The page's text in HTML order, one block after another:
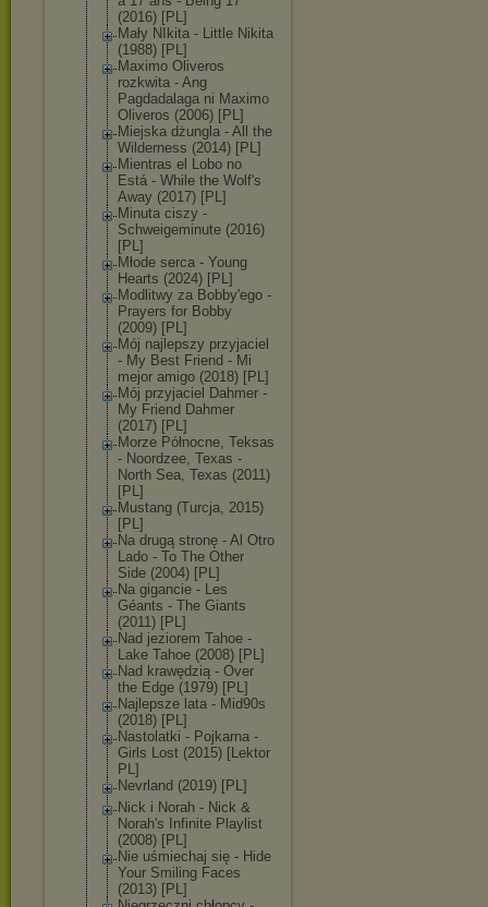
(2016) [PL]
Mały NIkita - Little Nikita
(1988) [PL]
Maximo Oliveros
rozkwita - Ang
Pagdadalaga ni Maximo
Oliveros (2006) [PL]
Miejska dżungla - All the
Wilderness (2014) [PL]
Mientras el Lobo no
Está - While the Wolf's
Away (2017) [PL]
Minuta ciszy -
Schweigeminute (2016)
[PL]
Młode serca - Young
Hearts (2024) [PL]
Modlitwy za Bobby'ego -
Prayers for Bobby
(2009) [PL]
Mój najlepszy przyjaciel
- My Best Friend - Mi
mejor amigo (2018) [PL]
Mój przyjaciel Dahmer -
My Friend Dahmer
(2017) [PL]
Morze Północne, Teksas
- Noordzee, Texas -
North Sea, Texas (2011)
[PL]
Mustang (Turcja, 2015)
[PL]
Na drugą stronę - Al Otro
Lado - To The Other
Side (2004) [PL]
Na gigancie - Les
Géants - The Giants
(2011) [PL]
Nad jeziorem Tahoe -
Lake Tahoe (2008) [PL]
Nad krawędzią - Over
the Edge (1979) [PL]
Najlepsze lata - Mid90s
(2018) [PL]
Nastolatki - Pojkarna -
Girls Lost (2015) [Lektor
PL]
Nevrland (2019) [PL]
Nick i Norah - Nick &
Norah's Infinite Playlist
(2008) [PL]
Nie uśmiechaj się - Hide
Your Smiling Faces
(2013) [PL]